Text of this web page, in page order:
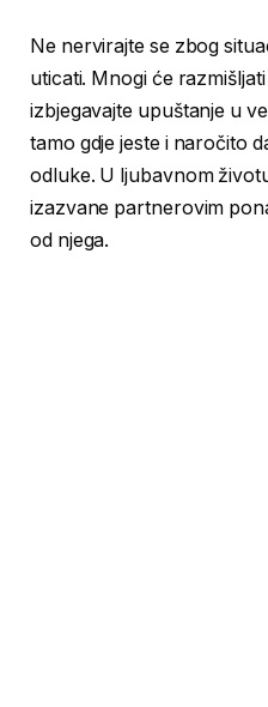
Ne nervirajte se zbog
uticati. Mnogi će
izbjegavajte upuštanje u
tamo gdje jeste i naročito
odluke. U ljubavnom
izazvane partnerovim
od njega.